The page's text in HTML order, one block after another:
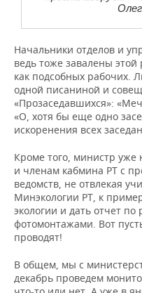
Начальники отделов и
ведь тоже завалены
как подсобных рабочих.
одной писаниной и
«Прозаседавшихся»:
«О, хотя бы еще одно
искоренения всех
Кроме того, министр уже
и членам кабмина РТ с
ведомств, не отвлекая
Минэкологии РТ, к
экологии и дать отчет по
фотомонтажами. Вот
проводят!
В общем, мы с
декабрь проведем